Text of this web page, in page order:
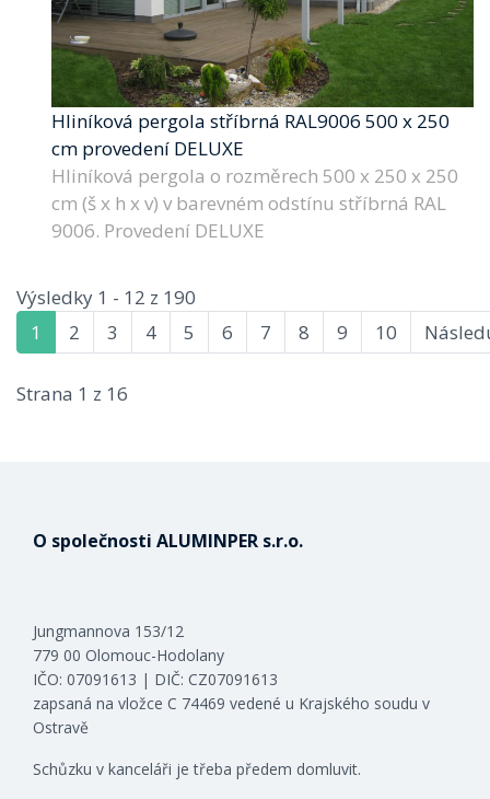
Hliníková pergola stříbrná RAL9006 500 x 250
cm provedení DELUXE
Hliníková pergola o rozměrech 500 x 250 x 250
cm (š x h x v) v barevném odstínu stříbrná RAL
9006. Provedení DELUXE
Výsledky 1 - 12 z 190
1
2 3 4 5 6 7 8 9 10
Strana 1 z 16
O společnosti ALUMINPER s.r.o.
Jungmannova 153/12
779 00 Olomouc-Hodolany
IČO: 07091613 | DIČ: CZ07091613
zapsaná na vložce C 74469 vedené u Krajského soudu v
Ostravě
Schůzku v kanceláři je třeba předem domluvit.